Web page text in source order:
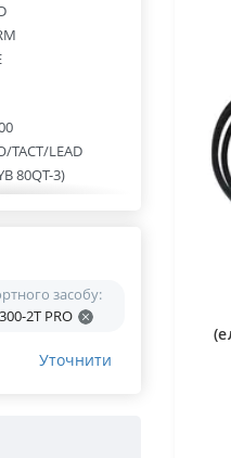
TACT/LEAD
80QT-3)
(YB 125T-3)
J
250
XY 200GY-6C
засобу:
2T PRO
Уточнити